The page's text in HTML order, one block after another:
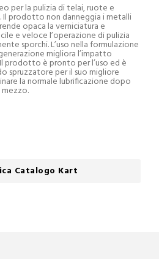
per la pulizia di telai, ruote e
prodotto non danneggia i metalli
opaca la verniciatura e
e veloce l’operazione di pulizia
sporchi. L’uso nella formulazione
migliora l’impatto
è pronto per l’uso ed è
spruzzatore per il suo migliore
la normale lubrificazione dopo
Catalogo Kart